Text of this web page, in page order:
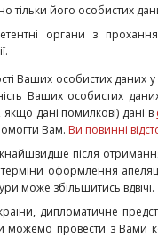
тільки його особистих
органи з
Ваших особистих даних у
Ваших особистих
якщо дані помилкові) дані в
Вам. Ви повинні
після отримання
оформлення
може збільшитись вдвічі.
дипломатичне
провести з Вами